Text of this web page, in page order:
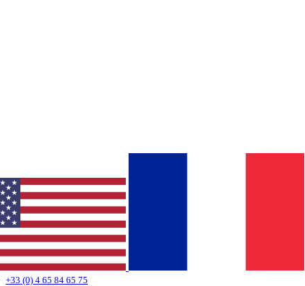
+33 (0) 4 65 84 65 75